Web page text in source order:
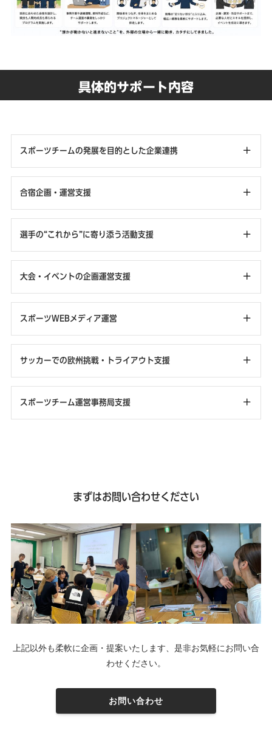
具体的サポート内容
スポーツチームの発展を目的とした企業連携
合宿企画・運営支援
選手の“これから”に寄り添う活動支援
大会・イベントの企画運営支援
スポーツWEBメディア運営
サッカーでの欧州挑戦・トライアウト支援
スポーツチーム運営事務局支援
まずはお問い合わせください
上記以外も柔軟に企画・提案いたします、是非お気軽にお問い合
わせください。
お問い合わせ